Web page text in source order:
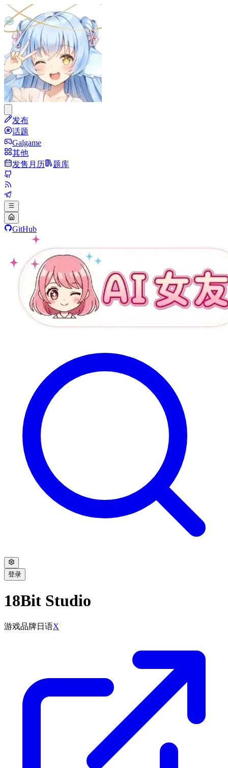
发布
话题
Galgame
其他
发售月历
题库
GitHub
登录
18Bit Studio
游戏品牌日语X